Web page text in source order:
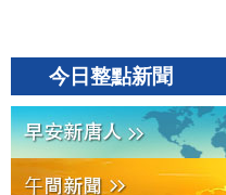
今日整點新聞